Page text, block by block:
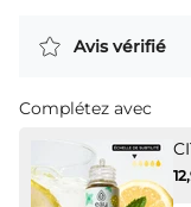
Avis vérifié
Complétez avec